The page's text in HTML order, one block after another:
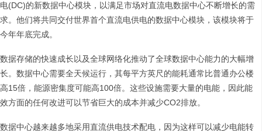
电(DC)的新数据中心模块，以满足市场对直流电数据中心不断增长的需
求。他们将共同交付世界首个直流电供电的数据中心模块，该模块将于
今年年底完成。
数据存储的快速成长以及全球网络化推动了全球数据中心能力的大幅增
长。数据中心需要全天候运行，其每平方英尺的能耗通常比普通办公楼
高15倍，能源密集度可能高100倍。这些设施需要大量的电能，因此能
效方面的任何改进可以节省巨大的成本并减少CO2排放。
数据中心越来越多地采用直流供电技术配电，因为这样可以减少电能转